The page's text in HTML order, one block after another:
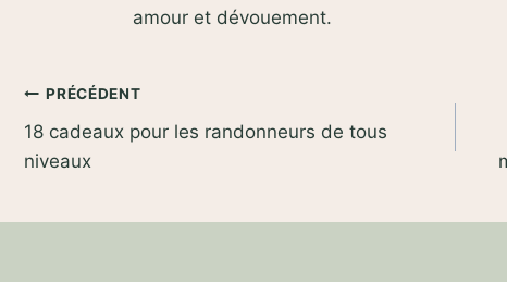
amour et dévouement.
Navigation
de
PRÉCÉDENT
18 cadeaux pour les randonneurs de tous
niveaux